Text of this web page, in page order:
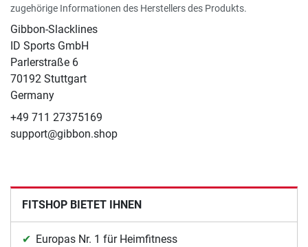
zugehörige Informationen des Herstellers des Produkts.
Gibbon-Slacklines
ID Sports GmbH
Parlerstraße 6
70192 Stuttgart
Germany
+49 711 27375169
support@gibbon.shop
FITSHOP BIETET IHNEN
Europas Nr. 1 für Heimfitness